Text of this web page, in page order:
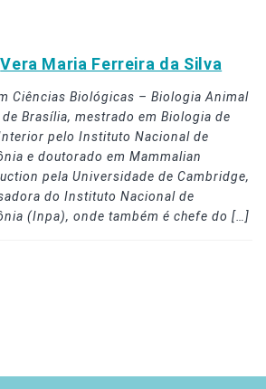
Vera Maria Ferreira da Silva
Ciências Biológicas – Biologia Animal
Brasília, mestrado em Biologia de
pelo Instituto Nacional de
e doutorado em Mammalian
pela Universidade de Cambridge,
do Instituto Nacional de
(Inpa), onde também é chefe do […]